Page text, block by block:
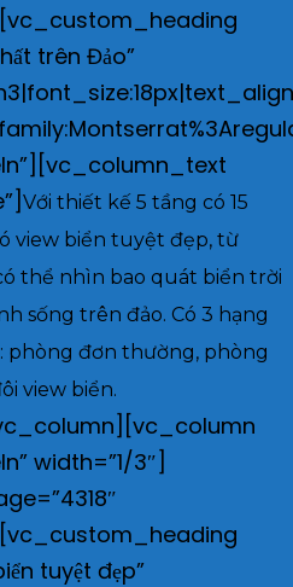
trên Đảo”
Với thiết kế 5 tầng có 15
view biển tuyệt đẹp, từ
thể nhìn bao quát biển trời
sống trên đảo. Có 3 hạng
phòng đơn thường, phòng
view biển.
width=”1/3″]
tuyệt đẹp”